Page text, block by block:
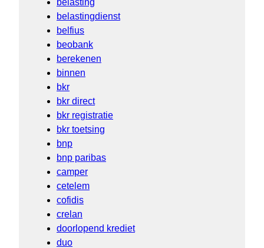
belastingdienst
belfius
beobank
berekenen
binnen
bkr
bkr direct
bkr registratie
bkr toetsing
bnp
bnp paribas
camper
cetelem
cofidis
crelan
doorlopend krediet
duo